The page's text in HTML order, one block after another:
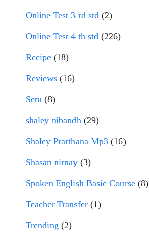
Online Test 3 rd std (2)
Online Test 4 th std (226)
Recipe (18)
Reviews (16)
Setu (8)
shaley nibandh (29)
Shaley Prarthana Mp3 (16)
Shasan nirnay (3)
Spoken English Basic Course (8)
Teacher Transfer (1)
Trending (2)